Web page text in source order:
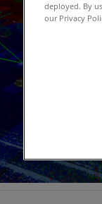
deployed. By
our Privacy